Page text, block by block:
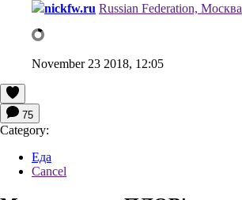
nickfw.ru Russian Federation, Москва
November 23 2018, 12:05
75
Category:
Еда
Cancel